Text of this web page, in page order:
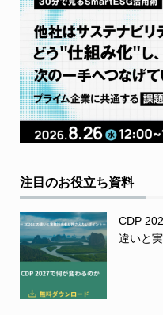
注目のお役立ち資料
CDP
違いと